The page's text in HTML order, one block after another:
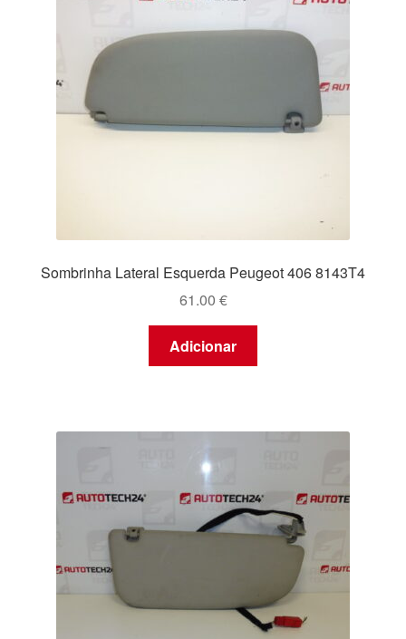
Sombrinha Lateral Esquerda Peugeot 406 8143T4
61.00 €
Adicionar